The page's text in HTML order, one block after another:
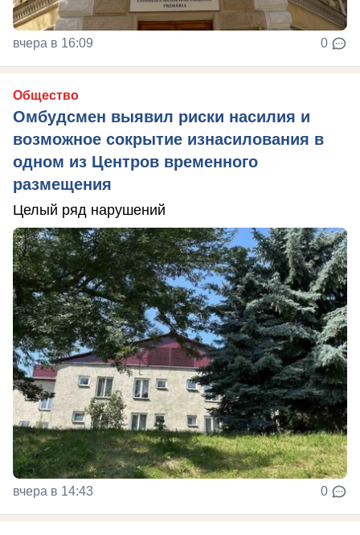
вчера в 16:09 0
Общество
Омбудсмен выявил риски насилия и
возможное сокрытие изнасилования в
одном из Центров временного
размещения
Целый ряд нарушений
вчера в 14:43 0